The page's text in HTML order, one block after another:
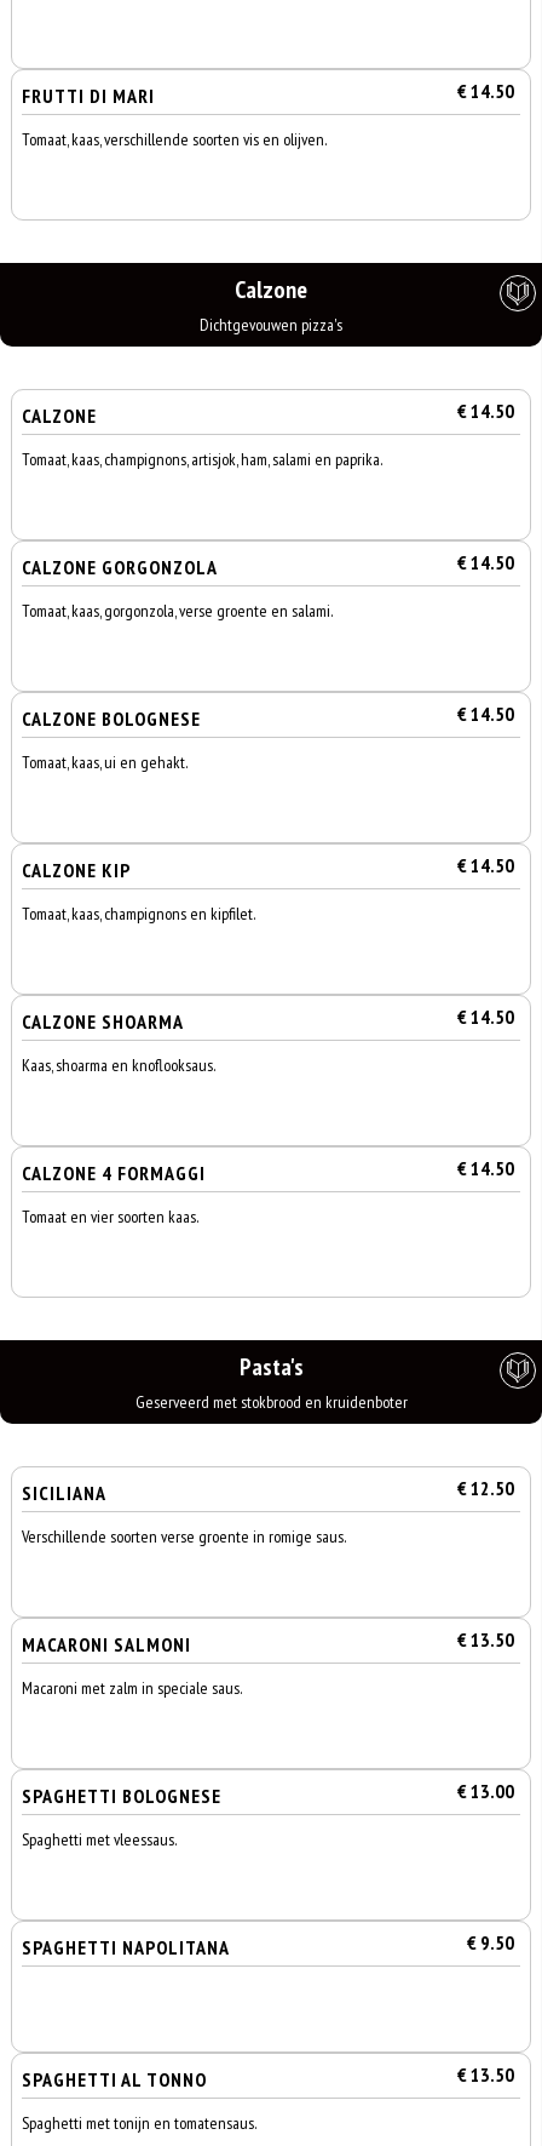
FRUTTI DI MARI € 14.50
Tomaat, kaas, verschillende soorten vis en olijven.
Calzone
Dichtgevouwen pizza's
CALZONE € 14.50
Tomaat, kaas, champignons, artisjok, ham, salami en paprika.
CALZONE GORGONZOLA € 14.50
Tomaat, kaas, gorgonzola, verse groente en salami.
CALZONE BOLOGNESE € 14.50
Tomaat, kaas, ui en gehakt.
CALZONE KIP € 14.50
Tomaat, kaas, champignons en kipfilet.
CALZONE SHOARMA € 14.50
Kaas, shoarma en knoflooksaus.
CALZONE 4 FORMAGGI € 14.50
Tomaat en vier soorten kaas.
Pasta's
Geserveerd met stokbrood en kruidenboter
SICILIANA € 12.50
Verschillende soorten verse groente in romige saus.
MACARONI SALMONI € 13.50
Macaroni met zalm in speciale saus.
SPAGHETTI BOLOGNESE € 13.00
Spaghetti met vleessaus.
SPAGHETTI NAPOLITANA € 9.50
SPAGHETTI AL TONNO € 13.50
Spaghetti met tonijn en tomatensaus.